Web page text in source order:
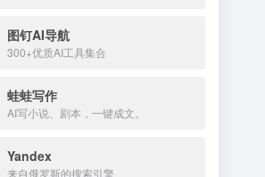
图钉AI导航
300+优质AI工具集合
蛙蛙写作
AI写小说、剧本，一键成文。
Yandex
来自俄罗斯的搜索引擎